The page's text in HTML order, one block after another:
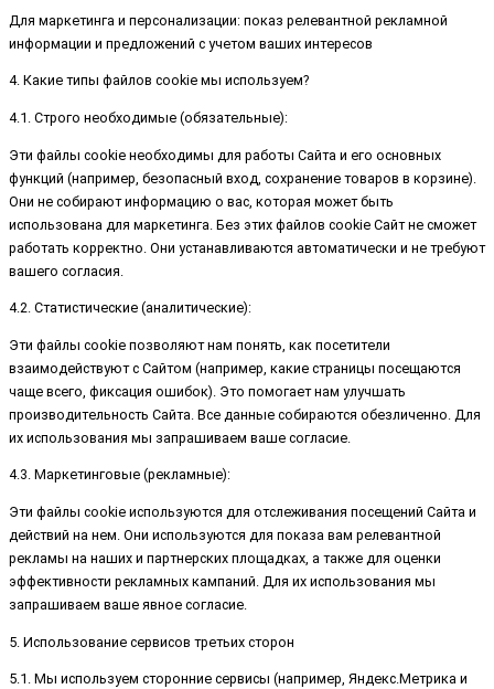
Для маркетинга и персонализации: показ релевантной рекламной
информации и предложений с учетом ваших интересов
4. Какие типы файлов cookie мы используем?
4.1. Строго необходимые (обязательные):
Эти файлы cookie необходимы для работы Сайта и его основных
функций (например, безопасный вход, сохранение товаров в корзине).
Они не собирают информацию о вас, которая может быть
использована для маркетинга. Без этих файлов cookie Сайт не сможет
работать корректно. Они устанавливаются автоматически и не требуют
вашего согласия.
4.2. Статистические (аналитические):
Эти файлы cookie позволяют нам понять, как посетители
взаимодействуют с Сайтом (например, какие страницы посещаются
чаще всего, фиксация ошибок). Это помогает нам улучшать
производительность Сайта. Все данные собираются обезличенно. Для
их использования мы запрашиваем ваше согласие.
4.3. Маркетинговые (рекламные):
Эти файлы cookie используются для отслеживания посещений Сайта и
действий на нем. Они используются для показа вам релевантной
рекламы на наших и партнерских площадках, а также для оценки
эффективности рекламных кампаний. Для их использования мы
запрашиваем ваше явное согласие.
5. Использование сервисов третьих сторон
5.1. Мы используем сторонние сервисы (например, Яндекс.Метрика и